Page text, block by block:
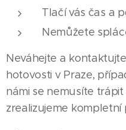
Tlačí vás čas a
Nemůžete
Neváhejte a
hotovosti v Praze,
námi se nemusíte
zrealizujeme